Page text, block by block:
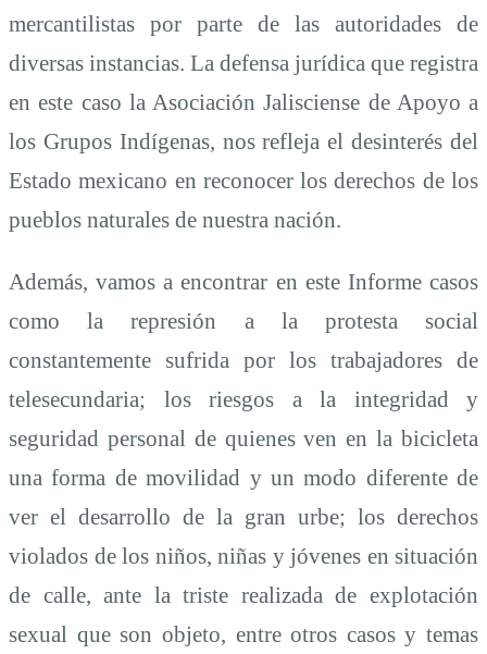
mercantilistas por parte de las autoridades de
diversas instancias. La defensa jurídica que registra
en este caso la Asociación Jalisciense de Apoyo a
los Grupos Indígenas, nos refleja el desinterés del
Estado mexicano en reconocer los derechos de los
pueblos naturales de nuestra nación.
Además, vamos a encontrar en este Informe casos
como la represión a la protesta social
constantemente sufrida por los trabajadores de
telesecundaria; los riesgos a la integridad y
seguridad personal de quienes ven en la bicicleta
una forma de movilidad y un modo diferente de
ver el desarrollo de la gran urbe; los derechos
violados de los niños, niñas y jóvenes en situación
de calle, ante la triste realizada de explotación
sexual que son objeto, entre otros casos y temas